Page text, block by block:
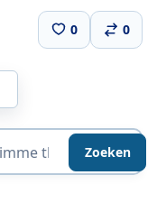
Zoeken
0 0